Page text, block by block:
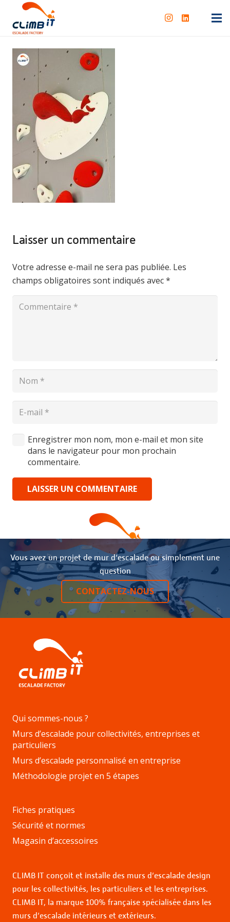
Laisser un commentaire
Votre adresse e-mail ne sera pas publiée. Les
champs obligatoires sont indiqués avec*
Enregistrer mon nom, mon e-mail et mon site
dans le navigateur pour mon prochain
commentaire.
LAISSER UN COMMENTAIRE
Vous avez un projet de mur d‘escalade ou simplement une
question
CONTACTEZ-NOUS
Qui sommes-nous ?
Murs d’escalade pour collectivités, entreprises et
particuliers
Murs d’escalade personnalisé en entreprise
Méthodologie projet en 5 étapes
Fiches pratiques
Sécurité et normes
Magasin d’accessoires
CLIMB IT conçoit et installe des murs d’escalade design
pour les collectivités, les particuliers et les entreprises.
CLIMB IT, la marque 100% française spécialisée dans les
murs d’escalade intérieurs et extérieurs.